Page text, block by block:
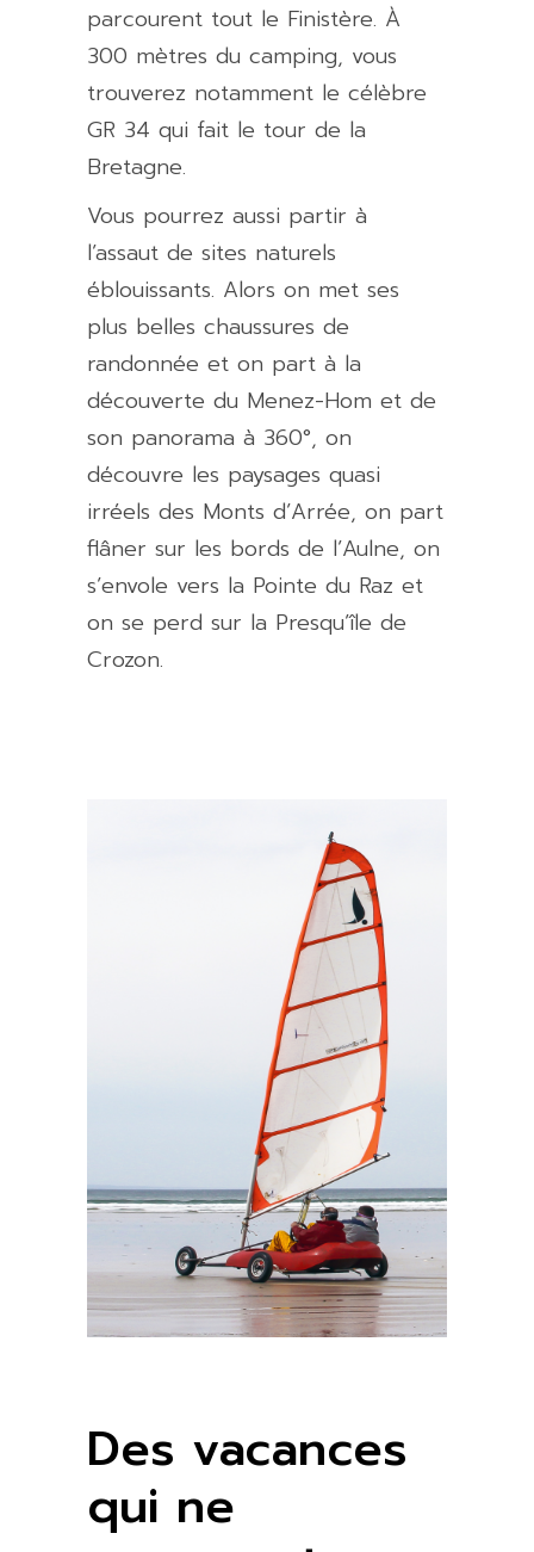
parcourent tout le Finistère. À
300 mètres du camping, vous
trouverez notamment le célèbre
GR 34 qui fait le tour de la
Bretagne.
Vous pourrez aussi partir à
l’assaut de sites naturels
éblouissants. Alors on met ses
plus belles chaussures de
randonnée et on part à la
découverte du Menez-Hom et de
son panorama à 360°, on
découvre les paysages quasi
irréels des Monts d’Arrée, on part
flâner sur les bords de l’Aulne, on
s’envole vers la Pointe du Raz et
on se perd sur la Presqu’île de
Crozon.
Des vacances
qui ne